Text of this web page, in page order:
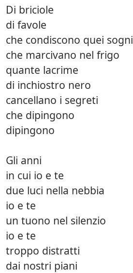
Di briciole
di favole
che condiscono quei sogni
che marcivano nel frigo
quante lacrime
di inchiostro nero
cancellano i segreti
che dipingono
dipingono
Gli anni
in cui io e te
due luci nella nebbia
io e te
un tuono nel silenzio
io e te
troppo distratti
dai nostri piani